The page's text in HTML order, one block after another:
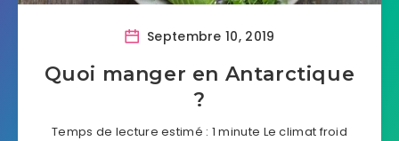
Septembre 10, 2019
Quoi manger en Antarctique
?
Temps de lecture estimé : 1 minute Le climat froid